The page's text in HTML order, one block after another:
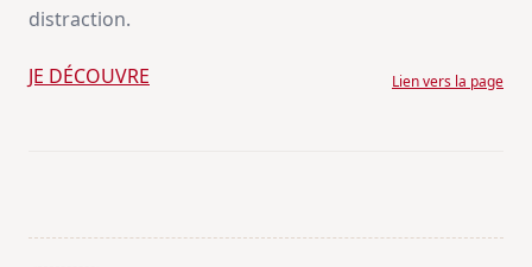
distraction.
JE DÉCOUVRE Lien vers la page